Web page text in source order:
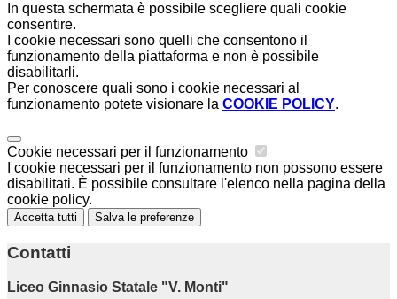
In questa schermata è possibile scegliere quali cookie
consentire.
I cookie necessari sono quelli che consentono il
funzionamento della piattaforma e non è possibile
disabilitarli.
Per conoscere quali sono i cookie necessari al
funzionamento potete visionare la COOKIE POLICY.
Cookie necessari per il funzionamento
I cookie necessari per il funzionamento non possono essere
disabilitati. È possibile consultare l'elenco nella pagina della
cookie policy.
Accetta tutti Salva le preferenze
Contatti
Liceo Ginnasio Statale "V. Monti"